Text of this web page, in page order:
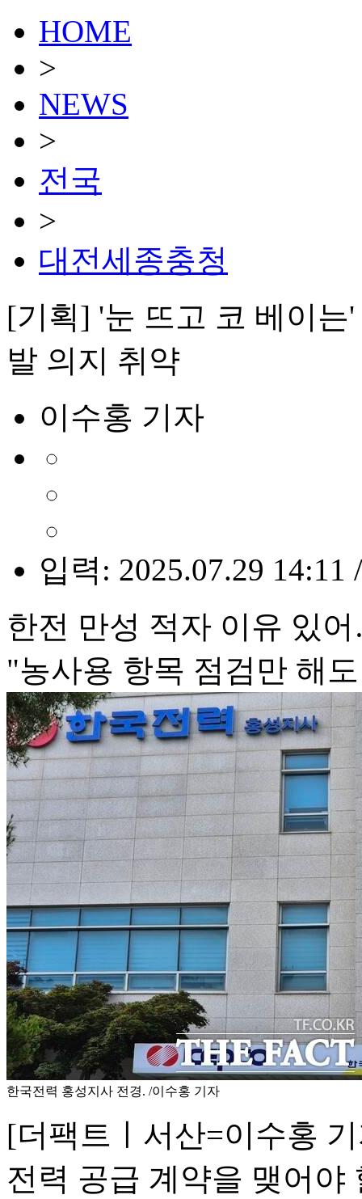
HOME
>
NEWS
>
전국
>
대전세종충청
[기획] '눈 뜨고 코 베이
발 의지 취약
이수홍 기자
입력: 2025.07.29 14:11
한전 만성 적자 이유 있
"농사용 항목 점검만 해
한국전력 홍성지사 전경. /이수홍 기자
[더팩트ㅣ서산=이수홍
전력 공급 계약을 맺어야